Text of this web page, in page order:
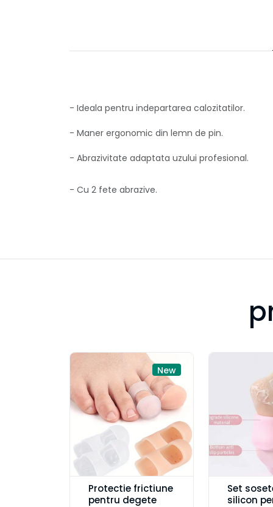
- Ideala pentru indepartarea calozitatilor.
- Maner ergonomic din lemn de pin.
- Abrazivitate adaptata uzului profesional.
- Cu 2 fete abrazive.
New
Protectie frictiune
pentru degete
Set
silicon